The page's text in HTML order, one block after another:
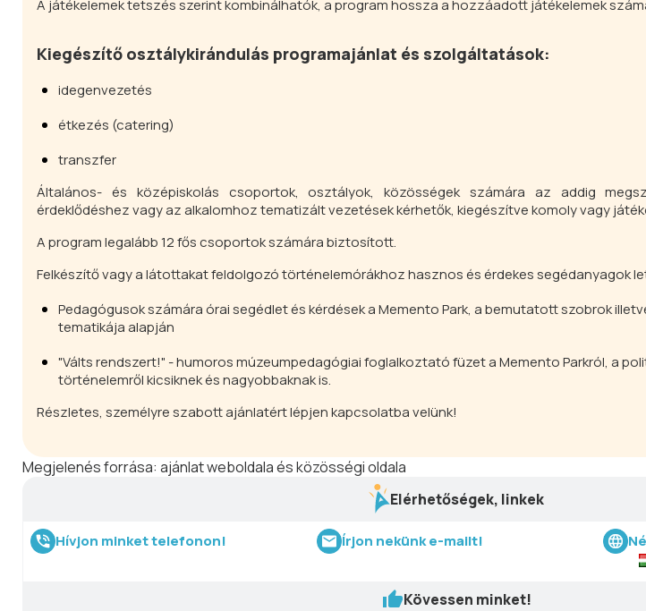
A játékelemek tetszés szerint kombinálhatók, a program hossza a hozzáadott játékelemek
Kiegészítő osztálykirándulás programajánlat és szolgáltatások:
idegenvezetés
étkezés (catering)
transzfer
Általános- és középiskolás csoportok, osztályok, közösségek számára az addig
érdeklődéshez vagy az alkalomhoz tematizált vezetések kérhetők, kiegészítve komoly vagy
A program legalább 12 fős csoportok számára biztosított.
Felkészítő vagy a látottakat feldolgozó történelemórákhoz hasznos és érdekes segédanyagok
Pedagógusok számára órai segédlet és kérdések a Memento Park, a bemutatott szobrok
tematikája alapján
"Válts rendszert!" - humoros múzeumpedagógiai foglalkoztató füzet a Memento Parkról, a
történelemről kicsiknek és nagyobbaknak is.
Részletes, személyre szabott ajánlatért lépjen kapcsolatba velünk!
Megjelenés forrása: ajánlat weboldala és közösségi oldala
Elérhetőségek, linkek
Hívjon minket telefonon! Írjon nekünk e-mailt!
Kövessen minket!